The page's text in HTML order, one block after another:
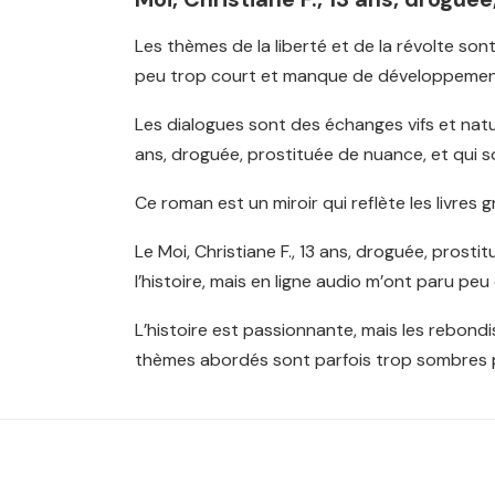
Les thèmes de la liberté et de la révolte
peu trop court et manque de
Les dialogues sont des échanges vifs et
ans, droguée, prostituée de nuance, et qui
Ce roman est un miroir qui reflète les livres
Le Moi, Christiane F., 13 ans, droguée,
l’histoire, mais en ligne audio m’ont paru
L’histoire est passionnante, mais les
thèmes abordés sont parfois trop